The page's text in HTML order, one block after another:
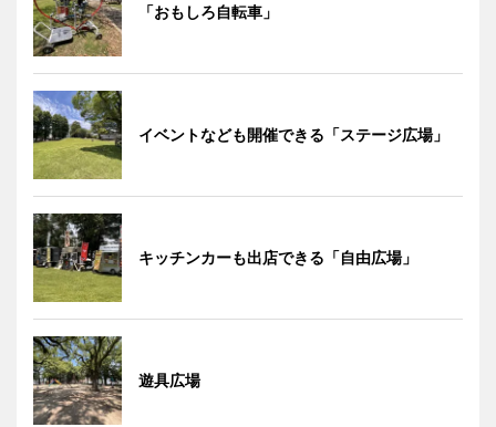
「おもしろ自転車」
イベントなども開催できる「ステージ広場」
キッチンカーも出店できる「自由広場」
遊具広場